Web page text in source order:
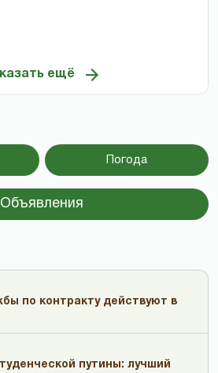
ещё
Погода
Объявления
по контракту действуют в
путины: лучший